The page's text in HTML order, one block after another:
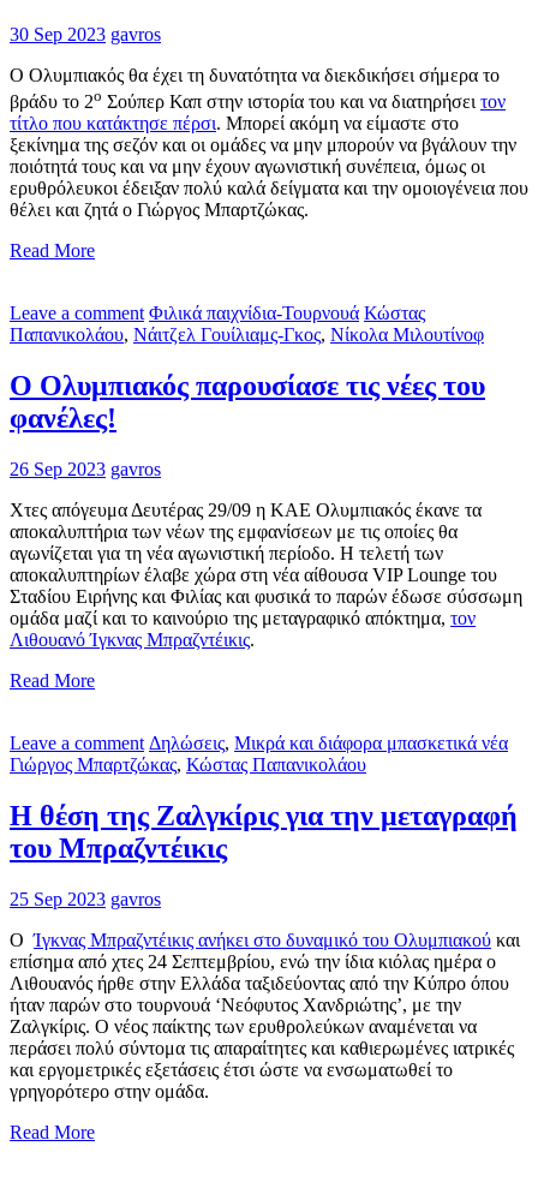
30 Sep 2023 gavros
Ο Ολυμπιακός θα έχει τη δυνατότητα να διεκδικήσει σήμερα το
βράδυ το 2ο Σούπερ Καπ στην ιστορία του και να διατηρήσει τον
τίτλο που κατάκτησε πέρσι. Μπορεί ακόμη να είμαστε στο
ξεκίνημα της σεζόν και οι ομάδες να μην μπορούν να βγάλουν την
ποιότητά τους και να μην έχουν αγωνιστική συνέπεια, όμως οι
ερυθρόλευκοι έδειξαν πολύ καλά δείγματα και την ομοιογένεια που
θέλει και ζητά ο Γιώργος Μπαρτζώκας.
Read More
Leave a comment Φιλικά παιχνίδια-Τουρνουά Κώστας
Παπανικολάου, Νάιτζελ Γουίλιαμς-Γκος, Νίκολα Μιλουτίνοφ
Ο Ολυμπιακός παρουσίασε τις νέες του
φανέλες!
26 Sep 2023 gavros
Χτες απόγευμα Δευτέρας 29/09 η ΚΑΕ Ολυμπιακός έκανε τα
αποκαλυπτήρια των νέων της εμφανίσεων με τις οποίες θα
αγωνίζεται για τη νέα αγωνιστική περίοδο. Η τελετή των
αποκαλυπτηρίων έλαβε χώρα στη νέα αίθουσα VIP Lounge του
Σταδίου Ειρήνης και Φιλίας και φυσικά το παρών έδωσε σύσσωμη
ομάδα μαζί και το καινούριο της μεταγραφικό απόκτημα, τον
Λιθουανό Ίγκνας Μπραζντέικις.
Read More
Leave a comment Δηλώσεις, Μικρά και διάφορα μπασκετικά νέα
Γιώργος Μπαρτζώκας, Κώστας Παπανικολάου
Η θέση της Ζαλγκίρις για την μεταγραφή
του Μπραζντέικις
25 Sep 2023 gavros
ΟΊγκνας Μπραζντέικις ανήκει στο δυναμικό του Ολυμπιακού και
επίσημα από χτες 24 Σεπτεμβρίου, ενώ την ίδια κιόλας ημέρα ο
Λιθουανός ήρθε στην Ελλάδα ταξιδεύοντας από την Κύπρο όπου
ήταν παρών στο τουρνουά ‘Νεόφυτος Χανδριώτης’, με την
Ζαλγκίρις. Ο νέος παίκτης των ερυθρολεύκων αναμένεται να
περάσει πολύ σύντομα τις απαραίτητες και καθιερωμένες ιατρικές
και εργομετρικές εξετάσεις έτσι ώστε να ενσωματωθεί το
γρηγορότερο στην ομάδα.
Read More